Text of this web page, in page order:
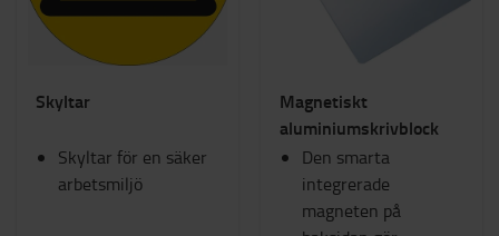
Skyltar
Skyltar för en säker
arbetsmiljö
Magnetiskt
aluminiumskrivblock
Den smarta
integrerade
magneten på